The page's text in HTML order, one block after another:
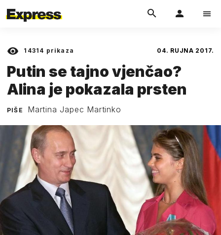
14314 prikaza 04. RUJNA 2017.
Putin se tajno vjenčao?
Alina je pokazala prsten
PIŠE Martina Japec Martinko